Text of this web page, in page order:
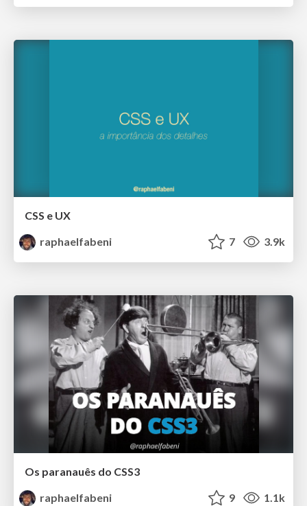
CSS e UX
raphaelfabeni
7 3.9k
Os paranauês do CSS3
raphaelfabeni
9 1.1k